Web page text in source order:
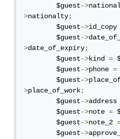
        $guest
->
>nationalty;
        $guest
->
        $guest
->
>date_of_expiry;
        $guest
->kind =
        $guest
->phone =
        $guest
->
>place_of_work;
        $guest
->
        $guest
->note =
        $guest
->note_2
        $guest
->